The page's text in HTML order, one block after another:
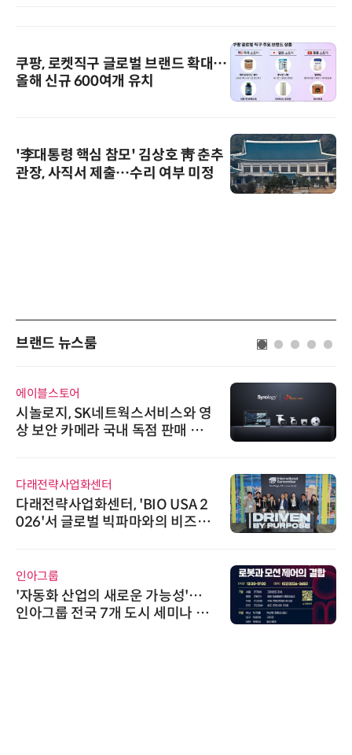
쿠팡, 로켓직구 글로벌 브랜드 확대…
올해 신규 600여개 유치
'李대통령 핵심 참모' 김상호 靑 춘추
관장, 사직서 제출…수리 여부 미정
브랜드 뉴스룸
에이블스토어
시놀로지, SK네트웍스서비스와 영
상 보안 카메라 국내 독점 판매 파
다래전략사업화센터
다래전략사업화센터, 'BIO USA 2
026'서 글로벌 빅파마와의 비즈니
인아그룹
'자동화 산업의 새로운 가능성'…
인아그룹 전국 7개 도시 세미나 페